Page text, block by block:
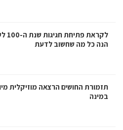
הנה כל מה שחשוב לדעת
תזמורת החושים הרצאה מוזיקלית
במינה